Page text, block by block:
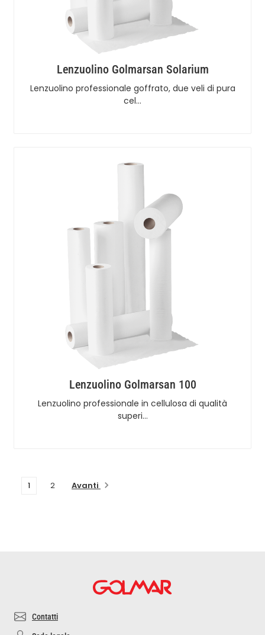
Lenzuolino Golmarsan Solarium
Lenzuolino professionale goffrato, due veli di pura
cel…
Lenzuolino Golmarsan 100
Lenzuolino professionale in cellulosa di qualità
superi…
1 2 Avanti
Contatti